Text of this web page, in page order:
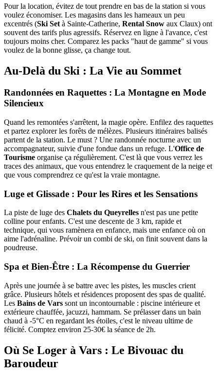
Pour la location, évitez de tout prendre en bas de la station si vous
voulez économiser. Les magasins dans les hameaux un peu
excentrés (Ski Set à Sainte-Catherine, Rental Snow aux Claux) ont
souvent des tarifs plus agressifs. Réservez en ligne à l'avance, c'est
toujours moins cher. Comparez les packs "haut de gamme" si vous
voulez de la bonne glisse, ça change tout.
Au-Delà du Ski : La Vie au Sommet
Randonnées en Raquettes : La Montagne en Mode
Silencieux
Quand les remontées s'arrêtent, la magie opère. Enfilez des raquettes
et partez explorer les forêts de mélèzes. Plusieurs itinéraires balisés
partent de la station. Le must ? Une randonnée nocturne avec un
accompagnateur, suivie d'une fondue dans un refuge. L'Office de
Tourisme organise ça régulièrement. C'est là que vous verrez les
traces des animaux, que vous entendrez le craquement de la neige et
que vous comprendrez ce qu'est la vraie montagne.
Luge et Glissade : Pour les Rires et les Sensations
La piste de luge des Chalets du Queyrelles n'est pas une petite
colline pour enfants. C'est une descente de 3 km, rapide et
technique, qui vous ramènera en enfance, mais une enfance où on
aime l'adrénaline. Prévoir un combi de ski, on finit souvent dans la
poudreuse.
Spa et Bien-Être : La Récompense du Guerrier
Après une journée à se battre avec les pistes, les muscles crient
grâce. Plusieurs hôtels et résidences proposent des spas de qualité.
Les Bains de Vars sont un incontournable : piscine intérieure et
extérieure chauffée, jacuzzi, hammam. Se prélasser dans un bain
chaud à -5°C en regardant les étoiles, c'est le niveau ultime de
félicité. Comptez environ 25-30€ la séance de 2h.
Où Se Loger à Vars : Le Bivouac du
Baroudeur